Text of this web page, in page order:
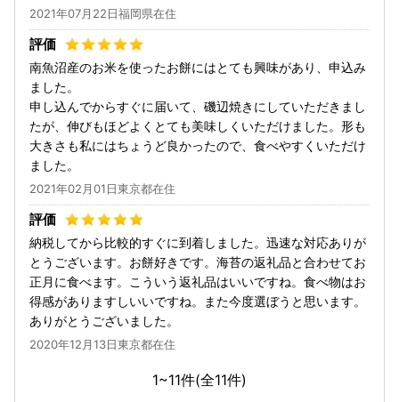
2021年07月22日福岡県在住
南魚沼産のお米を使ったお餅にはとても興味があり、申込み
ました。
申し込んでからすぐに届いて、磯辺焼きにしていただきまし
たが、伸びもほどよくとても美味しくいただけました。形も
大きさも私にはちょうど良かったので、食べやすくいただけ
ました。
2021年02月01日東京都在住
納税してから比較的すぐに到着しました。迅速な対応ありが
とうございます。お餅好きです。海苔の返礼品と合わせてお
正月に食べます。こういう返礼品はいいですね。食べ物はお
得感がありますしいいですね。また今度選ぼうと思います。
ありがとうございました。
2020年12月13日東京都在住
1~11件(全11件)